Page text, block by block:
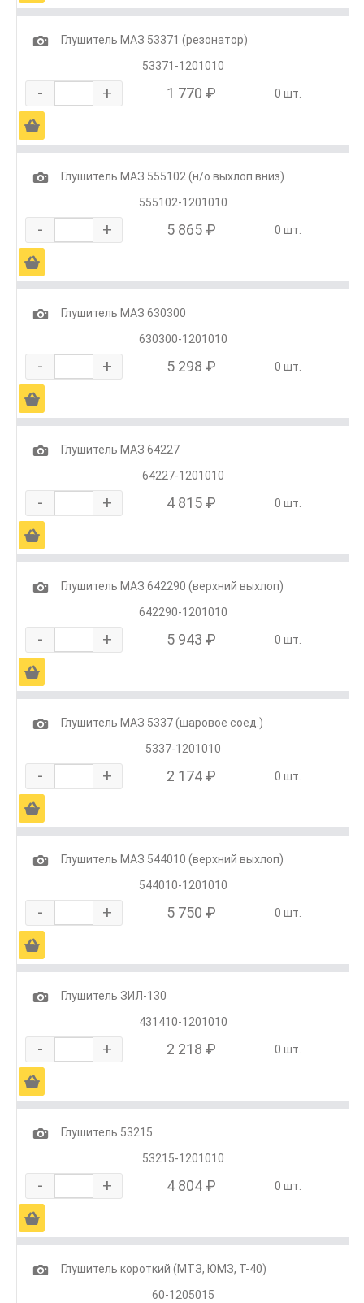
1
Глушитель МАЗ 53371 (резонатор)
53371-1201010
- + 1 770 ₽ 0 шт.
Ä
1
Глушитель МАЗ 555102 (н/о выхлоп вниз)
555102-1201010
- + 5 865 ₽ 0 шт.
Ä
1
Глушитель МАЗ 630300
630300-1201010
- + 5 298 ₽ 0 шт.
Ä
1
Глушитель МАЗ 64227
64227-1201010
- + 4 815 ₽ 0 шт.
Ä
1
Глушитель МАЗ 642290 (верхний выхлоп)
642290-1201010
- + 5 943 ₽ 0 шт.
Ä
1
Глушитель МАЗ 5337 (шаровое соед.)
5337-1201010
- + 2 174 ₽ 0 шт.
Ä
1
Глушитель МАЗ 544010 (верхний выхлоп)
544010-1201010
- + 5 750 ₽ 0 шт.
Ä
1
Глушитель ЗИЛ-130
431410-1201010
- + 2 218 ₽ 0 шт.
Ä
1
Глушитель 53215
53215-1201010
- + 4 804 ₽ 0 шт.
Ä
1
Глушитель короткий (МТЗ, ЮМЗ, Т-40)
60-1205015